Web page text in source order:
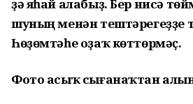
ҙә яһай алабыҙ. Бер нисә
шуның менән тештәрегеҙҙе
Һөҙөмтәһе оҙаҡ көттөрмәҫ.
Фото асыҡ сығанаҡтан